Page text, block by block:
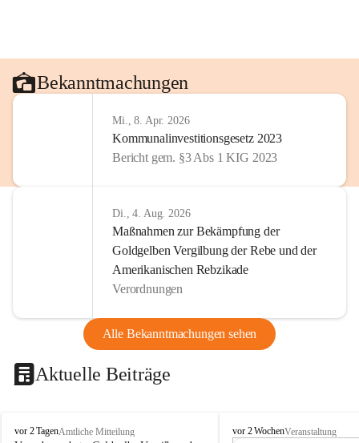
Bekanntmachungen
Mi., 8. Apr. 2026
Kommunalinvestitionsgesetz 2023
Bericht gem. §3 Abs 1 KIG 2023
Di., 4. Aug. 2026
Maßnahmen zur Bekämpfung der
Goldgelben Vergilbung der Rebe und der
Amerikanischen Rebzikade
Verordnungen
Alle Bekanntmachungen sehen
Aktuelle Beiträge
B
vor 2 TagenAmtliche Mitteilung
B
vor 2 WochenVeranstaltung